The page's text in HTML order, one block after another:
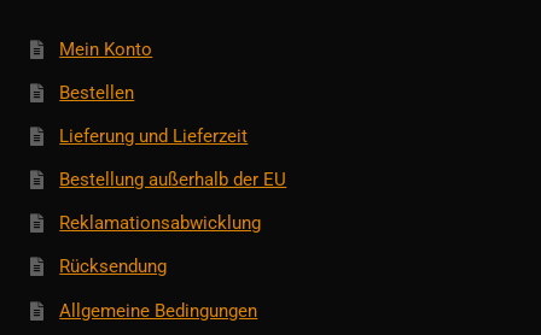
Mein Konto
Bestellen
Lieferung und Lieferzeit
Bestellung außerhalb der EU
Reklamationsabwicklung
Rücksendung
Allgemeine Bedingungen